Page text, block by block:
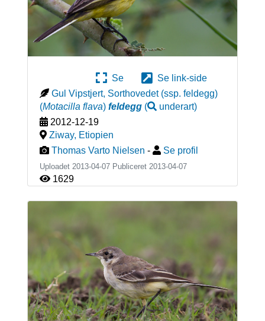
Se
Se link-side
Gul Vipstjert, Sorthovedet (ssp. feldegg)
(Motacilla flava) feldegg( underart)
2012-12-19
Ziway, Etiopien
Thomas Varto Nielsen - Se profil
Uploadet 2013-04-07 Publiceret 2013-04-07
1629